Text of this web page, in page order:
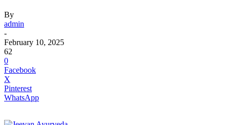
By
admin
-
February 10, 2025
62
0
Facebook
X
Pinterest
WhatsApp